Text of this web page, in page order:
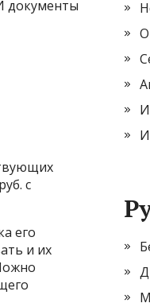
документы
с
его
и их